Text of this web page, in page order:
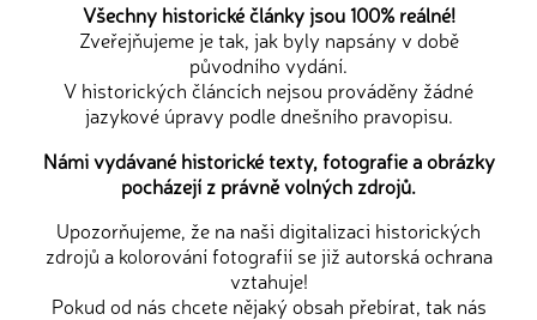
Všechny historické články jsou 100% reálné!
Zveřejňujeme je tak, jak byly napsány v době
původního vydání.
V historických článcích nejsou prováděny žádné
jazykové úpravy podle dnešního pravopisu.
Námi vydávané historické texty, fotografie a obrázky
pocházejí z právně volných zdrojů.
Upozorňujeme, že na naši digitalizaci historických
zdrojů a kolorování fotografií se již autorská ochrana
vztahuje!
Pokud od nás chcete nějaký obsah přebírat, tak nás